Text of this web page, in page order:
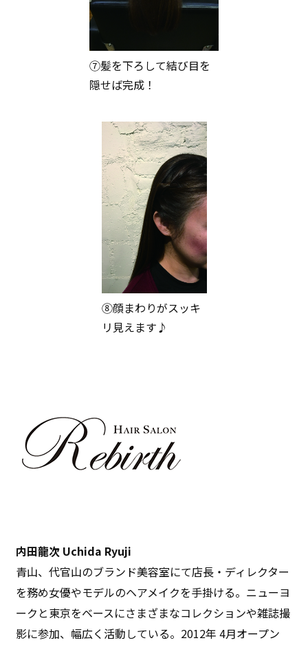
⑦髪を下ろして結び目を
隠せば完成！
⑧顔まわりがスッキ
リ見えます♪
内田龍次 Uchida Ryuji
青山、代官山のブランド美容室にて店長・ディレクター
を務め女優やモデルのヘアメイクを手掛ける。ニューヨ
ークと東京をベースにさまざまなコレクションや雑誌撮
影に参加、幅広く活動している。2012年 4月オープン